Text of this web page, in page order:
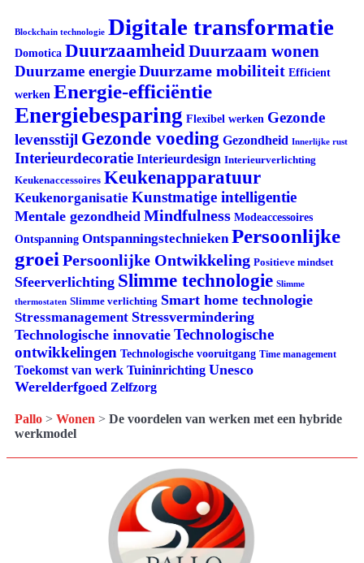
Blockchain technologie Digitale transformatie
Domotica Duurzaamheid Duurzaam wonen
Duurzame energieDuurzame mobiliteit Efficient
werken Energie-efficiëntie
Energiebesparing Flexibel werken Gezonde
levensstijl Gezonde voeding Gezondheid Innerlijke rust
Interieurdecoratie Interieurdesign Interieurverlichting
Keukenaccessoires Keukenapparatuur
Keukenorganisatie Kunstmatige intelligentie
Mentale gezondheid Mindfulness Modeaccessoires
Ontspanning Ontspanningstechnieken Persoonlijke
groei Persoonlijke Ontwikkeling Positieve mindset
Sfeerverlichting Slimme technologie Slimme
thermostaten Slimme verlichting Smart home technologie
Stressmanagement Stressvermindering
Technologische innovatie Technologische
ontwikkelingen Technologische vooruitgang Time management
Toekomst van werk Tuininrichting Unesco
Werelderfgoed Zelfzorg
Pallo > Wonen > De voordelen van werken met een hybride
werkmodel